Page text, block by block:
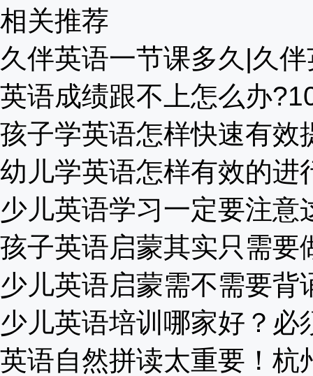
相关推荐
久伴英语一节课多久|久
英语成绩跟不上怎么办
孩子学英语怎样快速有效
幼儿学英语怎样有效的进
少儿英语学习一定要注意
孩子英语启蒙其实只需要
少儿英语启蒙需不需要背
少儿英语培训哪家好？必
英语自然拼读太重要！杭